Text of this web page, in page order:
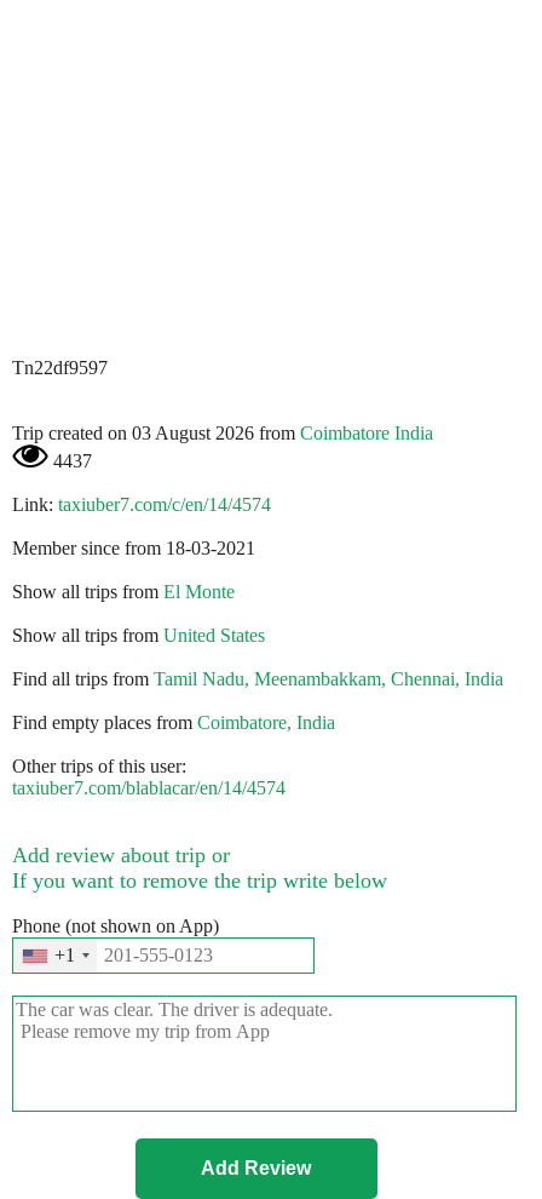
Tn22df9597
Trip created on 03 August 2026 from Coimbatore India
4437
Link: taxiuber7.com/c/en/14/4574
Member since from 18-03-2021
Show all trips from El Monte
Show all trips from United States
Find all trips from Tamil Nadu, Meenambakkam, Chennai, India
Find empty places from Coimbatore, India
Other trips of this user:
taxiuber7.com/blablacar/en/14/4574
Add review about trip or
If you want to remove the trip write below
Phone (not shown on App)
+1